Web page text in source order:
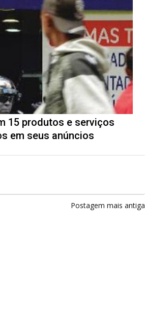
15 produtos e serviços
em seus anúncios
Postagem mais antiga